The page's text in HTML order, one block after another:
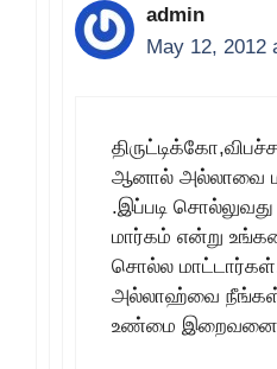
admin
May 12, 2012
ஆனால் அல்லாவை
.இப்படி
மார்கம் என்று
சொல்ல
அல்லாஹ்வை நீங்கள்
உண்மை இறைவனை